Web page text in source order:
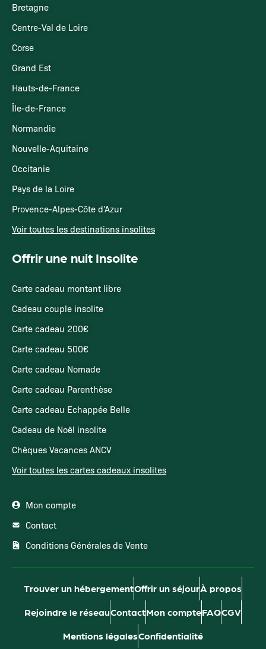
Bretagne
Centre-Val de Loire
Corse
Grand Est
Hauts-de-France
Île-de-France
Normandie
Nouvelle-Aquitaine
Occitanie
Pays de la Loire
Provence-Alpes-Côte d'Azur
Voir toutes les destinations insolites
Offrir une nuit Insolite
Carte cadeau montant libre
Cadeau couple insolite
Carte cadeau 200€
Carte cadeau 500€
Carte cadeau Nomade
Carte cadeau Parenthèse
Carte cadeau Echappée Belle
Cadeau de Noël insolite
Chèques Vacances ANCV
Voir toutes les cartes cadeaux insolites
Mon compte
Contact
Conditions Générales de Vente
Trouver un hébergementOffrir un séjourÀ propos
Rejoindre le réseauContactMon compteFAQCGV
Mentions légalesConfidentialité